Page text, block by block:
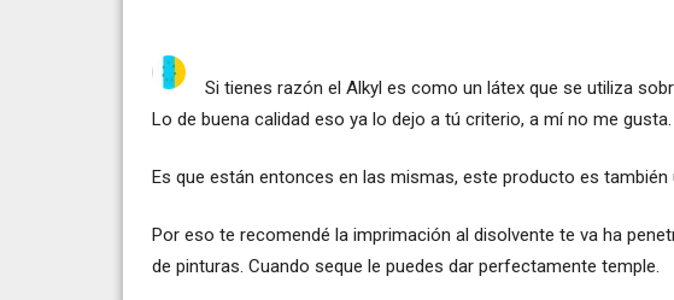
Si tienes razón el Alkyl es como un látex que se utiliza
Lo de buena calidad eso ya lo dejo a tú criterio, a mí no me gusta.
Es que están entonces en las mismas, este producto es también
Por eso te recomendé la imprimación al disolvente te va ha
de pinturas. Cuando seque le puedes dar perfectamente temple.